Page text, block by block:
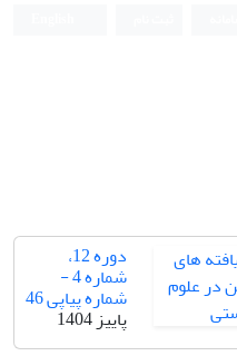
دوره 12،
شماره 4 -
شماره پیاپی 46
پاییز 1404